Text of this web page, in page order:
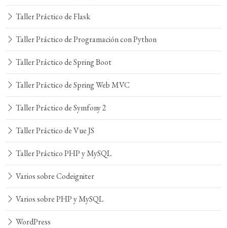
Taller Práctico de Flask
Taller Práctico de Programación con Python
Taller Práctico de Spring Boot
Taller Práctico de Spring Web MVC
Taller Práctico de Symfony 2
Taller Práctico de Vue JS
Taller Práctico PHP y MySQL
Varios sobre Codeigniter
Varios sobre PHP y MySQL
WordPress